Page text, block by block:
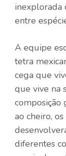
inexplorada
entre
A equipe
tetra
cega que
que vive na
composição
ao cheiro,
diferentes